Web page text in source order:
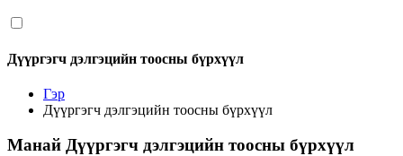
Дүүргэгч дэлгэцийн тоосны бүрхүүл
Гэр
Дүүргэгч дэлгэцийн тоосны бүрхүүл
Манай Дүүргэгч дэлгэцийн тоосны бүрхүүл